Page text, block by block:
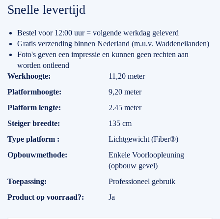
Snelle levertijd
Bestel voor 12:00 uur = volgende werkdag geleverd
Gratis verzending binnen Nederland (m.u.v. Waddeneilanden)
Foto's geven een impressie en kunnen geen rechten aan
worden ontleend
Specificaties
Werkhoogte
11,20 meter
Platformhoogte
9,20 meter
Platform lengte
2.45 meter
Steiger breedte
135 cm
Type platform
Lichtgewicht (Fiber®)
Opbouwmethode
Enkele Voorloopleuning
(opbouw gevel)
Toepassing
Professioneel gebruik
Product op voorraad?
Ja